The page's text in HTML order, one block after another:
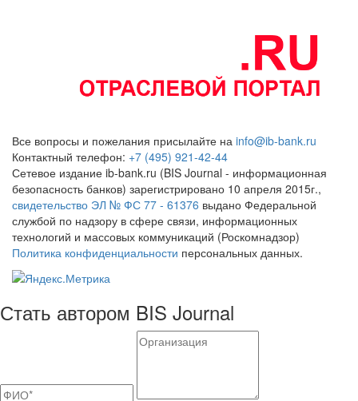
Все вопросы и пожелания присылайте на info@ib-bank.ru
Контактный телефон: +7 (495) 921-42-44
Сетевое издание ib-bank.ru (BIS Journal - информационная
безопасность банков) зарегистрировано 10 апреля 2015г.,
свидетельство ЭЛ № ФС 77 - 61376 выдано Федеральной
службой по надзору в сфере связи, информационных
технологий и массовых коммуникаций (Роскомнадзор)
Политика конфиденциальности персональных данных.
Стать автором BIS Journal